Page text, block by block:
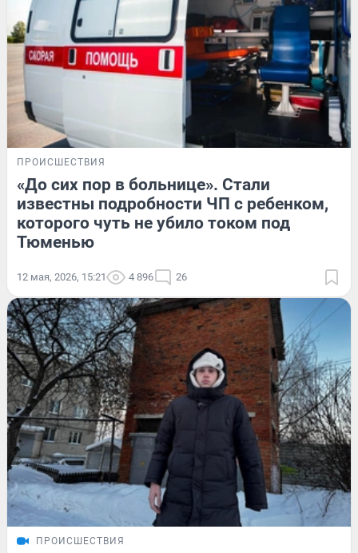
ПРОИСШЕСТВИЯ
«До сих пор в больнице». Стали
известны подробности ЧП с ребенком,
которого чуть не убило током под
Тюменью
12 мая, 2026, 15:21 4 896 26
ПРОИСШЕСТВИЯ